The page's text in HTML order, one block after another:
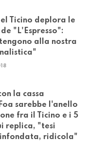
Ticino deplora le
"L'Espresso":
alla nostra
la cassa
sarebbe l'anello
fra il Ticino e i 5
replica, "tesi
ridicola"